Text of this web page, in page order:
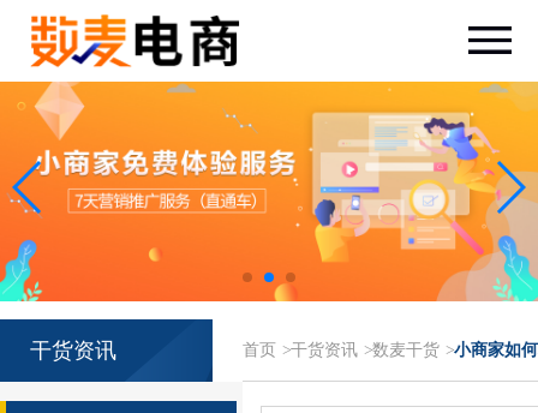
干货资讯 首页 >干货资讯 >数麦干货 >小商家如